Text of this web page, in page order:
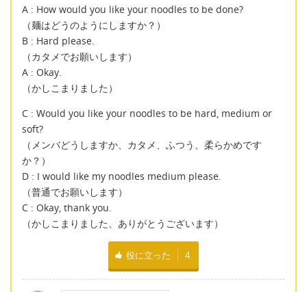
A : How would you like your noodles to be done?
（麺はどうのようにしますか？）
B : Hard please.
（カタメでお願いします）
A : Okay.
（かしこまりました）
C : Would you like your noodles to be hard, medium or
soft?
（メンバどうしますか、カタメ、ふつう、柔らかめです
か？）
D : I would like my noodles medium please.
（普通でお願いします）
C : Okay, thank you.
（かしこまりました、ありがとうございます）
役に立った 4